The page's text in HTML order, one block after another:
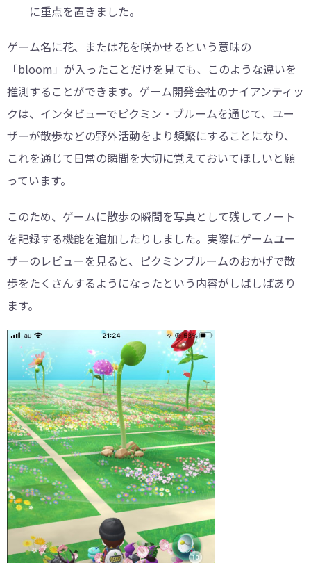
に重点を置きました。
ゲーム名に花、または花を咲かせるという意味の
「bloom」が入ったことだけを見ても、このような違いを
推測することができます。ゲーム開発会社のナイアンティッ
クは、インタビューでピクミン・ブルームを通じて、ユー
ザーが散歩などの野外活動をより頻繁にすることになり、
これを通じて日常の瞬間を大切に覚えておいてほしいと願
っています。
このため、ゲームに散歩の瞬間を写真として残してノート
を記録する機能を追加したりしました。実際にゲームユー
ザーのレビューを見ると、ピクミンブルームのおかげで散
歩をたくさんするようになったという内容がしばしばあり
ます。